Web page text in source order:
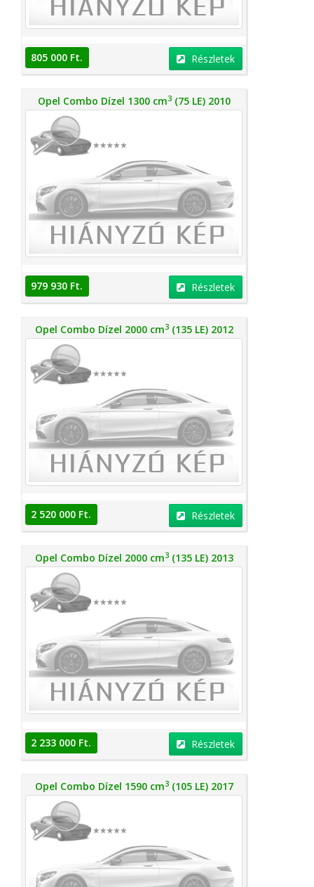
805 000 Ft. Részletek
Opel Combo Dízel 1300 cm3(75 LE) 2010
979 930 Ft. Részletek
Opel Combo Dízel 2000 cm3(135 LE) 2012
2 520 000 Ft. Részletek
Opel Combo Dízel 2000 cm3(135 LE) 2013
2 233 000 Ft. Részletek
Opel Combo Dízel 1590 cm3(105 LE) 2017